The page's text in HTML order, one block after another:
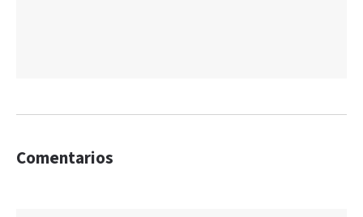
Comentarios